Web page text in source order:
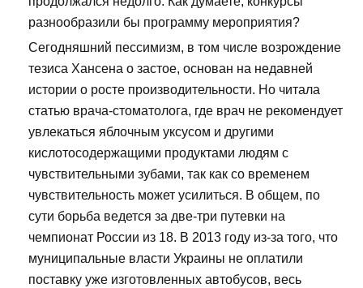
разнообразили бы программу мероприятия?
Сегодняшний пессимизм, в том числе возрождение
тезиса Хансена о застое, основан на недавней
истории о росте производительности. Но читала
статью врача-стоматолога, где врач не рекомендует
увлекаться яблочным уксусом и другими
кислотосодержащими продуктами людям с
чувствительными зубами, так как со временем
чувствительность может усилиться. В общем, по
сути борьба ведется за две-три путевки на
чемпионат России из 18. В 2013 году из-за того, что
муниципальные власти Украины не оплатили
поставку уже изготовленных автобусов, весь